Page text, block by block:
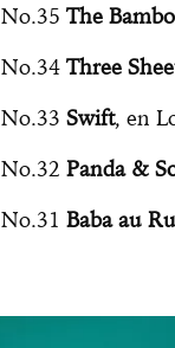
No.35The
No.34Three
No.33 Swift, en
No.32 Panda &
No.31 Baba au